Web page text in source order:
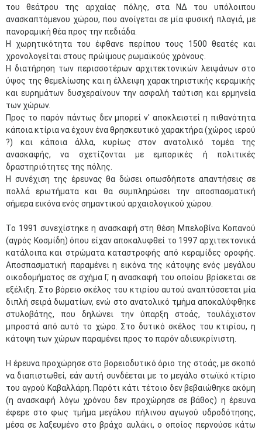
του θεάτρου της αρχαίας πόλης, στα ΝΔ του υπόλοιπου
ανασκαπτόμενου χώρου, που ανοίγεται σε μία φυσική πλαγιά, με
πανοραμική θέα προς την πεδιάδα.
Η χωρητικότητα του έφθανε περίπου τους 1500 θεατές και
χρονολογείται στους πρώϊμους ρωμαϊκούς χρόνους.
Η διατήρηση των περισσοτέρων αρχιτεκτονικών λειψάνων στο
ύψος της θεμελίωσης και η έλλειψη χαρακτηριστικής κεραμικής
και ευρημάτων δυσχεραίνουν την ασφαλή ταύτιση και ερμηνεία
των χώρων.
Προς το παρόν πάντως δεν μπορεί ν' αποκλειστεί η πιθανότητα
κάποια κτίρια να έχουν ένα θρησκευτικό χαρακτήρα (χώρος ιερού
?) και κάποια άλλα, κυρίως στον ανατολικό τομέα της
ανασκαφής, να σχετίζονται με εμπορικές ή πολιτικές
δραστηριότητες της πόλης.
Η συνέχιση της έρευνας θα δώσει οπωσδήποτε απαντήσεις σε
πολλά ερωτήματα και θα συμπληρώσει την αποσπασματική
σήμερα εικόνα ενός σημαντικού αρχαιολογικού χώρου.
Το 1991 συνεχίστηκε η ανασκαφή στη θέση Μπελοβίνα Κοπανού
(αγρός Κοσμίδη) όπου είχαν αποκαλυφθεί το 1997 αρχιτεκτονικά
κατάλοιπα και στρώματα καταστροφής από κεραμίδες οροφής.
Αποσπασματική παραμένει η εικόνα της κάτοψης ενός μεγάλου
οικοδομήματος σε σχήμα Γ, η ανασκαφή του οποίου βρίσκεται σε
εξέλιξη. Στο βόρειο σκέλος του κτιρίου αυτού αναπτύσσεται μία
διπλή σειρά δωματίων, ενώ στο ανατολικό τμήμα αποκαλύφθηκε
στυλοβάτης, που δηλώνει την ύπαρξη στοάς, τουλάχιστον
μπροστά από αυτό το χώρο. Στο δυτικό σκέλος του κτιρίου, η
κάτοψη των χώρων παραμένει προς το παρόν αδιευκρίνιστη.
Η έρευνα προχώρησε στο βορειοδυτικό όριο της στοάς, με σκοπό
να διαπιστωθεί, εάν αυτή συνδέεται με το μεγάλο στωϊκό κτίριο
του αγρού Καβαλλάρη. Παρότι κάτι τέτοιο δεν βεβαιώθηκε ακόμη
(η ανασκαφή λόγω χρόνου δεν προχώρησε σε βάθος) η έρευνα
έφερε στο φως τμήμα μεγάλου πήλινου αγωγού υδροδότησης,
μέσα σε λαξευμένο στο βράχο αυλάκι, ο οποίος περνούσε κάτω